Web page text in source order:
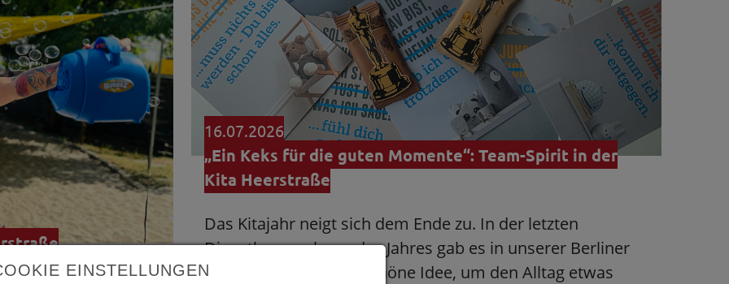
16.07.2026
„Ein Keks für die guten Momente“: Team-Spirit in der
Kita Heerstraße
Das Kitajahr neigt sich dem Ende zu. In der letzten
Dienstbesprechung des Jahres gab es in unserer Berliner
Kita Heerstraße eine schöne Idee, um den Alltag etwas
EINSTELLUNGEN